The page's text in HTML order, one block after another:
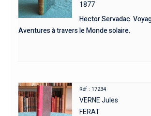
1877
Hector Servadac.
Aventures à travers le Monde solaire.
Réf : 17234
VERNE Jules
FERAT